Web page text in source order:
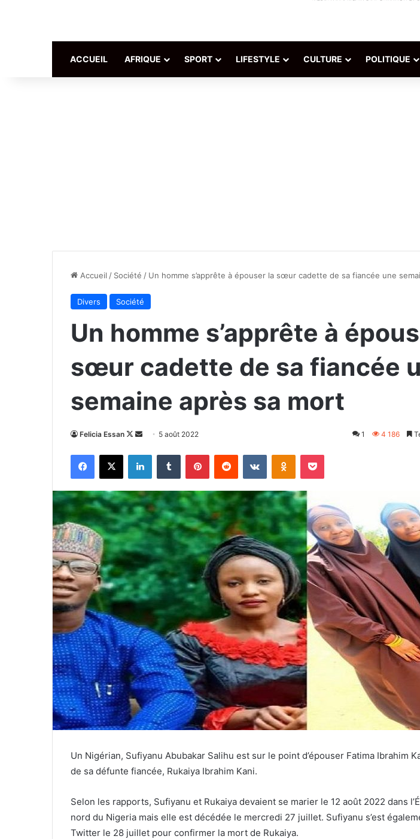
ACCUEIL AFRIQUE SPORT LIFESTYLE CULTURE POLITIQUE
Accueil / Société / Un homme s’apprête à épouser la sœur cadette de sa fiancée une
Divers Société
Un homme s’apprête à
sœur cadette de sa fiancée
semaine après sa mort
Felicia Essan
Follow
X
Envoyer5 août 2022 1 4 186
Facebook
X LinkedinTumblr PinterestReddit VKontakteOdnoklassniki
Pocket
Un Nigérian, Sufiyanu Abubakar Salihu est sur le point d’épouser Fatima Ibrahim
de sa défunte fiancée, Rukaiya Ibrahim Kani.
Selon les rapports, Sufiyanu et Rukaiya devaient se marier le 12 août 2022 dans
nord du Nigeria mais elle est décédée le mercredi 27 juillet. Sufiyanu s’est
Twitter le 28 juillet pour confirmer la mort de Rukaiya.